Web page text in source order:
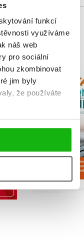
funkcí
využíváme
náš web
pro sociální
zkombinovat
jim byly
že používáte
Renáta
Tereza